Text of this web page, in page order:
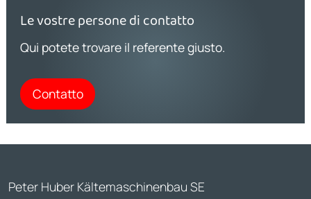
Le vostre persone di contatto
Qui potete trovare il referente giusto.
Contatto
Peter Huber Kältemaschinenbau SE